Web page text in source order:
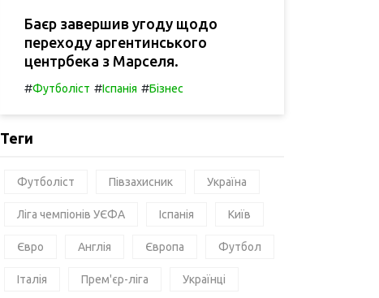
Баєр завершив угоду щодо
переходу аргентинського
центрбека з Марселя.
#Футболіст #Іспанія #Бізнес
Теги
Футболіст Півзахисник Україна
Ліга чемпіонів УЄФА Іспанія Київ
Євро Англія Європа Футбол
Італія Прем'єр-ліга Українці